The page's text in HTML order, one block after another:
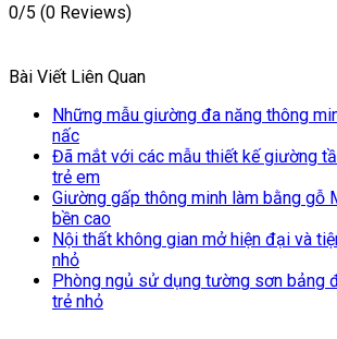
0/5 (0 Reviews)
Bài Viết Liên Quan
Những mẫu giường đa năng thông
nấc
Đã mắt với các mẫu thiết kế giường
trẻ em
Giường gấp thông minh làm bằng gỗ
bền cao
Nội thất không gian mở hiện đại và
nhỏ
Phòng ngủ sử dụng tường sơn bảng
trẻ nhỏ